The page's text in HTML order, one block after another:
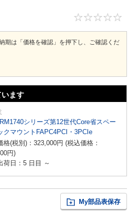
期は「価格を確認」を押下し、ご確認くだ
ます
シリーズ第12世代Core省スペー
クマウントFAPC4PCI・3PCIe
格(税別)： 323,000円 (税込価格：
円)
荷日：5 日目 ～
My部品表保存